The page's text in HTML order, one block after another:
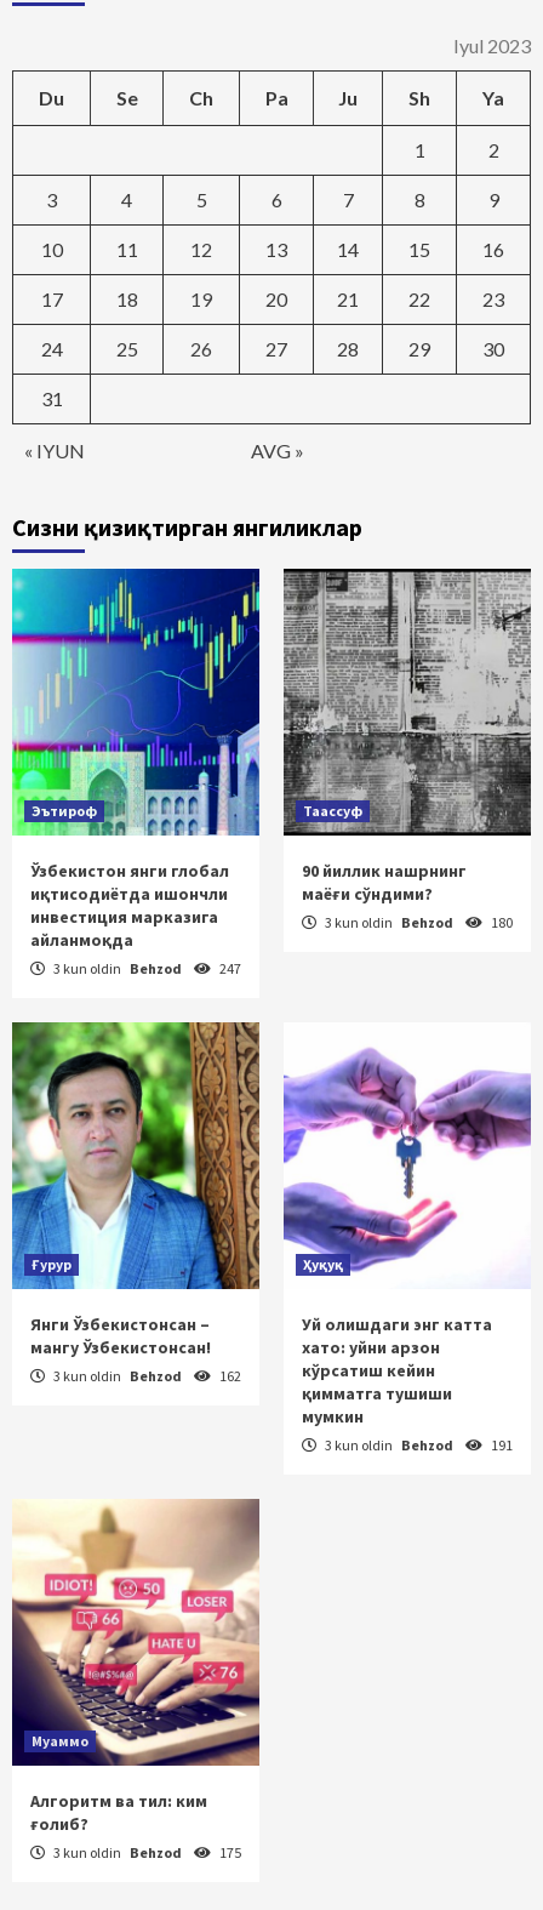
Iyul 2023
Du Se Ch Pa Ju Sh Ya
« IYUN AVG »
1 2
3 4 5 6 7 8 9
10 11 12 13 14 15 16
17 18 19 20 21 22 23
24 25 26 27 28 29 30
31
Сизни қизиқтирган янгиликлар
Эътироф
Ўзбекистон янги глобал
иқтисодиётда ишончли
инвестиция марказига
айланмоқда
3 kun oldin Behzod 247
Таассуф
90 йиллик нашрнинг
маёғи сўндими?
3 kun oldin Behzod 180
Ғурур
Янги Ўзбекистонсан –
мангу Ўзбекистонсан!
3 kun oldin Behzod 162
Ҳуқуқ
Уй олишдаги энг катта
хато: уйни арзон
кўрсатиш кейин
қимматга тушиши
мумкин
3 kun oldin Behzod 191
Муаммо
Алгоритм ва тил: ким
ғолиб?
3 kun oldin Behzod 175